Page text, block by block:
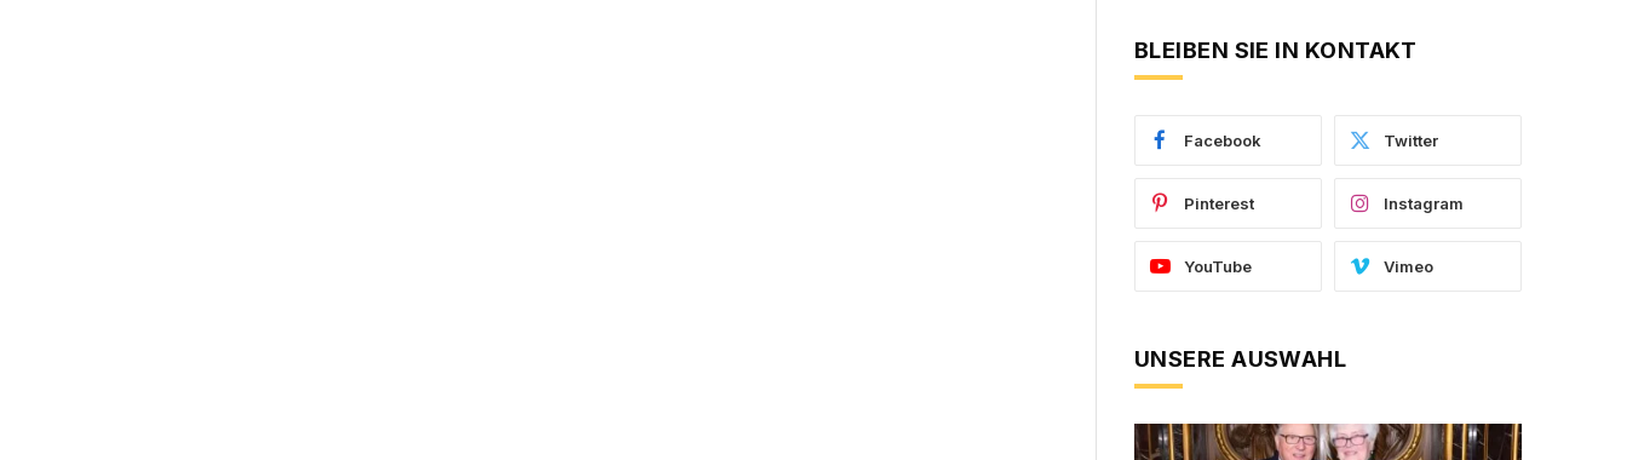
BLEIBEN SIE IN KONTAKT
Facebook Twitter
Pinterest Instagram
YouTube Vimeo
UNSERE AUSWAHL